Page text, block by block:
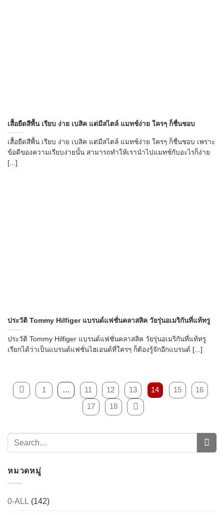
เสื้อยืดสีพื้น เรียบ ง่าย เบสิค แต่มีสไตล์ แมทช์ง่าย ใครๆ ก็ชื่นชอบ
เสื้อยืดสีพื้น เรียบ ง่าย เบสิค แต่มีสไตล์ แมทช์ง่าย ใครๆ ก็ชื่นชอบ เพราะ
ข้อดีของความเรียบง่ายนั้น สามารถทำให้เรานำไปแมทช์กับอะไรก็ง่าย
[...]
ประวัติ Tommy Hilfiger แบรนด์แฟชั่นคลาสสิค วัยรุ่นอเมริกันที่แท้ทรู
ประวัติ Tommy Hilfiger แบรนด์แฟชั่นคลาสสิค วัยรุ่นอเมริกันที่แท้ทรู
เรียกได้ว่าเป็นแบรนด์แฟชั่นไฮเอนด์ที่ใครๆ ก็ต้องรู้จักอีกแบรนด์ [...]
1 … 11 12 13 14 15
16
17
18
หมวดหมู่
0-ALL (142)